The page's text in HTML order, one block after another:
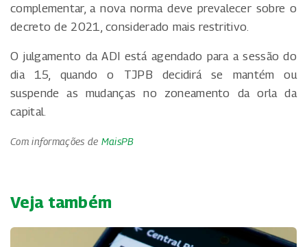
complementar, a nova norma deve prevalecer sobre o
decreto de 2021, considerado mais restritivo.
O julgamento da ADI está agendado para a sessão do
dia 15, quando o TJPB decidirá se mantém ou
suspende as mudanças no zoneamento da orla da
capital.
Com informações de MaisPB
Veja também